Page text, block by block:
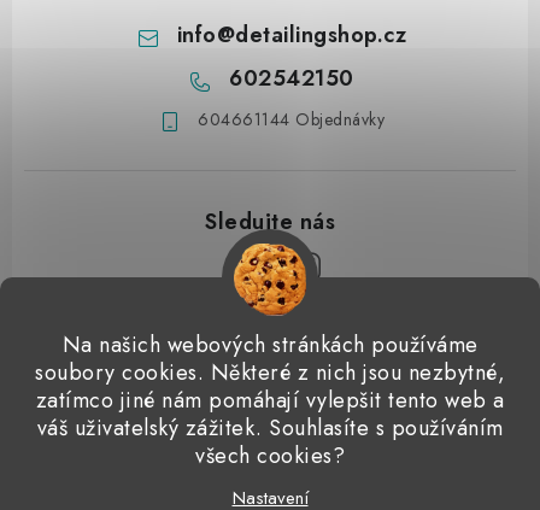
Na našich webových stránkách používáme
soubory cookies. Některé z nich jsou nezbytné,
zatímco jiné nám pomáhají vylepšit tento web a
váš uživatelský zážitek. Souhlasíte s používáním
všech cookies?
Nastavení
info@detailingshop.cz
602542150
604661144 Objednávky
Přijímáme online platby
Detailingclub Dodo Juice Gyeon Quartz ValetPRO
Microfiber Madness